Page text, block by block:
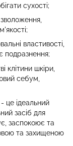
сухості;
властивості,
подразнення;
клітини шкіри,
себум,
це ідеальний
засіб для
заспокоює та
та захищеною